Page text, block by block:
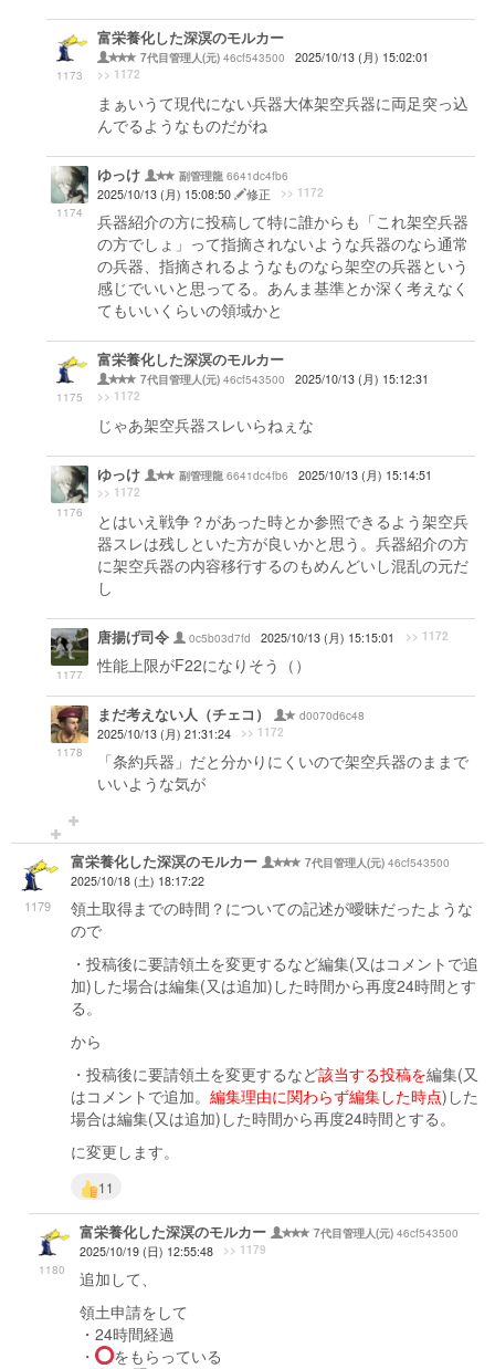
1173
富栄養化した深溟のモルカー
7代目管理人(元) 46cf543500 2025/10/13 (月) 15:02:01
>> 1172
まぁいうて現代にない兵器大体架空兵器に両足突っ込
んでるようなものだがね
1174
ゆっけ 副管理龍 6641dc4fb6
2025/10/13 (月) 15:08:50
修正 >> 1172
兵器紹介の方に投稿して特に誰からも「これ架空兵器
の方でしょ」って指摘されないような兵器のなら通常
の兵器、指摘されるようなものなら架空の兵器という
感じでいいと思ってる。あんま基準とか深く考えなく
てもいいくらいの領域かと
1175
富栄養化した深溟のモルカー
7代目管理人(元) 46cf543500 2025/10/13 (月) 15:12:31
>> 1172
じゃあ架空兵器スレいらねぇな
1176
ゆっけ 副管理龍 6641dc4fb6 2025/10/13 (月) 15:14:51
>> 1172
とはいえ戦争？があった時とか参照できるよう架空兵
器スレは残しといた方が良いかと思う。兵器紹介の方
に架空兵器の内容移行するのもめんどいし混乱の元だ
し
1177
唐揚げ司令 0c5b03d7fd 2025/10/13 (月) 15:15:01 >> 1172
性能上限がF22になりそう（）
1178
まだ考えない人（チェコ）
d0070d6c48
2025/10/13 (月) 21:31:24
>> 1172
「条約兵器」だと分かりにくいので架空兵器のままで
いいような気が
1179
富栄養化した深溟のモルカー 7代目管理人(元) 46cf543500
2025/10/18 (土) 18:17:22
領土取得までの時間？についての記述が曖昧だったような
ので
・投稿後に要請領土を変更するなど編集(又はコメントで追
加)した場合は編集(又は追加)した時間から再度24時間とす
る。
から
・投稿後に要請領土を変更するなど該当する投稿を編集(又
はコメントで追加。 編集理由に関わらず編集した時点)した
場合は編集(又は追加)した時間から再度24時間とする。
に変更します。
11
1180
富栄養化した深溟のモルカー 7代目管理人(元) 46cf543500
2025/10/19 (日) 12:55:48
>> 1179
追加して、
領土申請をして
・24時間経過
・
をもらっている